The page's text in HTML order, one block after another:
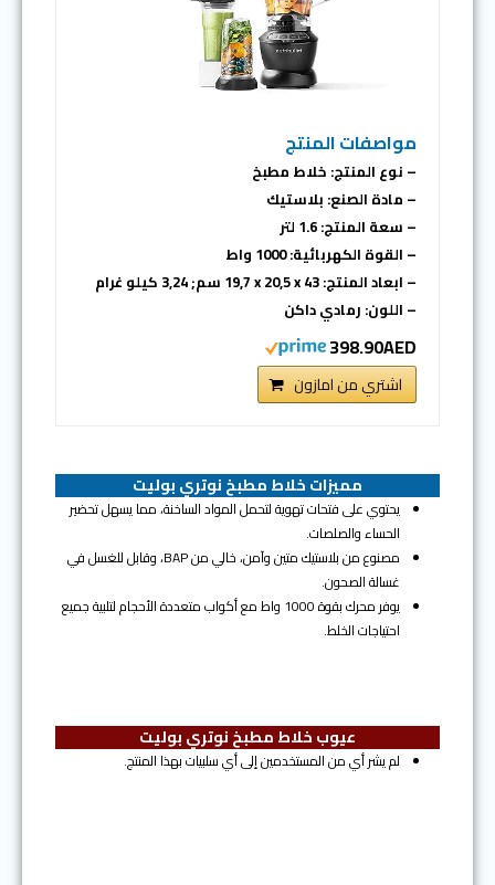
مواصفات المنتج
– نوع المنتج: خلاط مطبخ
– مادة الصنع: بلاستيك
– سعة المنتج: 1.6 لتر
– القوة الكهربائية: 1000 واط
– ابعاد المنتج: ‎19,7 x 20,5 x 43 سم; 3,24 كيلو غرام
– اللون: رمادي داكن
398.90AED
اشتري من امازون
مميزات خلاط مطبخ نوتري بوليت
يحتوي على فتحات تهوية لتحمل المواد الساخنة، مما يسهل تحضير
الحساء والصلصات.
مصنوع من بلاستيك متين وآمن، خالي من BAP، وقابل للغسل في
غسالة الصحون.
يوفر محرك بقوة 1000 واط مع أكواب متعددة الأحجام لتلبية جميع
احتياجات الخلط.
عيوب خلاط مطبخ نوتري بوليت
لم يشر أي من المستخدمين إلى أي سلبيات بهذا المنتج.